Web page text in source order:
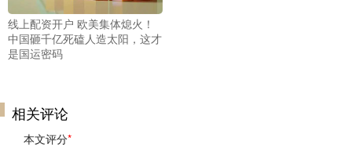
线上配资开户 欧美集体熄火！
中国砸千亿死磕人造太阳，这才
是国运密码
相关评论
本文评分*